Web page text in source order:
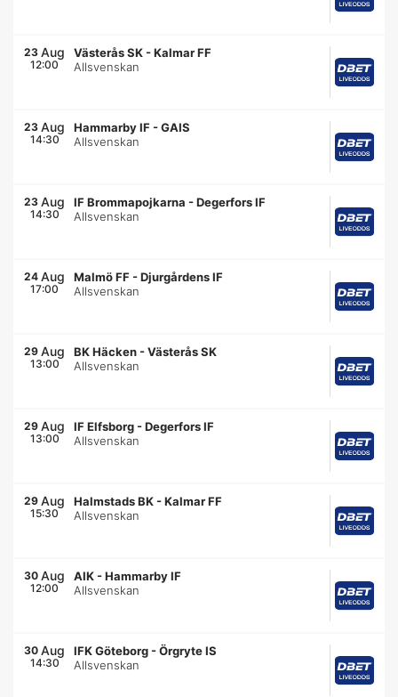
23 Aug
12:00
Västerås SK -Kalmar FF
Allsvenskan
23 Aug
14:30
Hammarby IF -GAIS
Allsvenskan
23 Aug
14:30
IF Brommapojkarna -Degerfors IF
Allsvenskan
24 Aug
17:00
Malmö FF -Djurgårdens IF
Allsvenskan
29 Aug
13:00
BK Häcken -Västerås SK
Allsvenskan
29 Aug
13:00
IF Elfsborg -Degerfors IF
Allsvenskan
29 Aug
15:30
Halmstads BK -Kalmar FF
Allsvenskan
30 Aug
12:00
AIK -Hammarby IF
Allsvenskan
30 Aug
14:30
IFK Göteborg -Örgryte IS
Allsvenskan